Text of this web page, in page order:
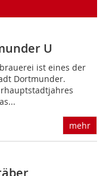
U
ist eines der
Dortmunder.
mehr